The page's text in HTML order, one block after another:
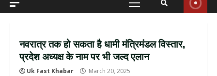
Primary
नवरात्र तक हो सकता है धामी मंत्रिमंडल विस्तार,
प्रदेश अध्यक्ष के नाम पर भी जल्द एलान
Uk Fast Khabar March 20, 2025